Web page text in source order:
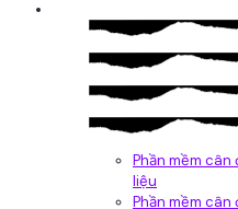
Phần mềm
liệu
Phần mềm